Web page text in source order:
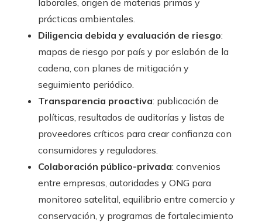
prácticas ambientales.
Diligencia debida y evaluación de riesgo:
mapas de riesgo por país y por eslabón de la
cadena, con planes de mitigación y
seguimiento periódico.
Transparencia proactiva: publicación de
políticas, resultados de auditorías y listas de
proveedores críticos para crear confianza con
consumidores y reguladores.
Colaboración público-privada: convenios
entre empresas, autoridades y ONG para
monitoreo satelital, equilibrio entre comercio y
conservación, y programas de fortalecimiento